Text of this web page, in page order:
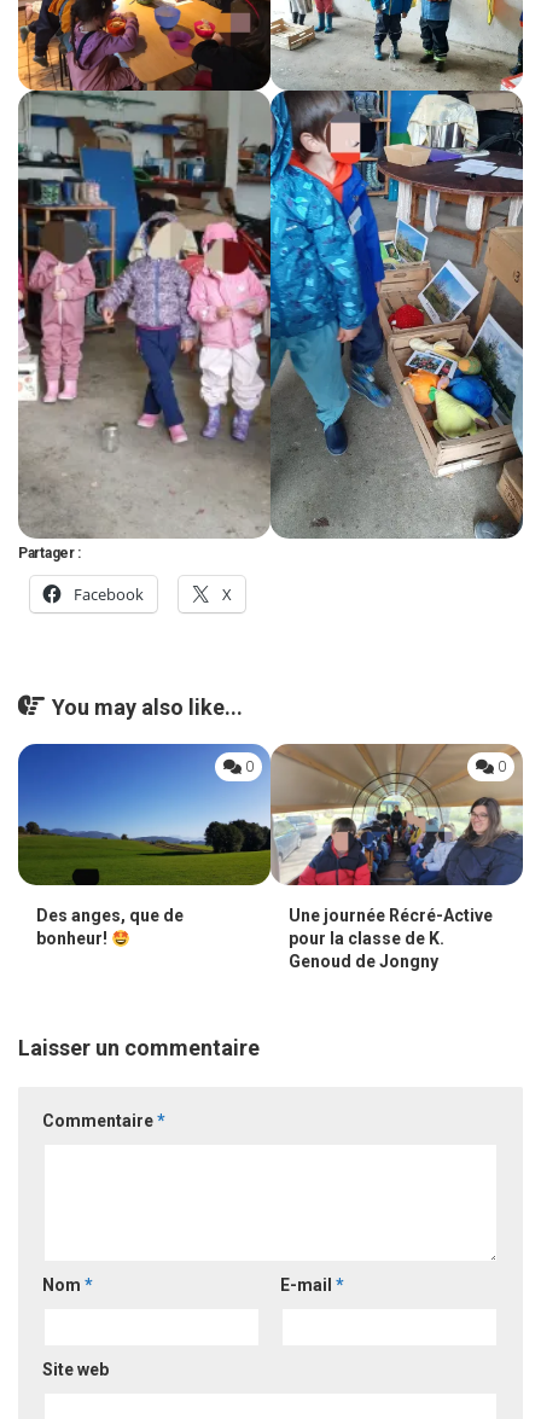
Partager :
Facebook X
You may also like...
0
Des anges, que de
bonheur!
0
Une journée Récré-Active
pour la classe de K.
Genoud de Jongny
Laisser un commentaire
Commentaire*
Nom * E-mail *
Site web